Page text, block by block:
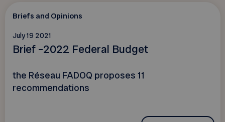
Briefs and Opinions
July 19 2021
Brief –2022 Federal Budget
the Réseau FADOQ proposes 11
recommendations